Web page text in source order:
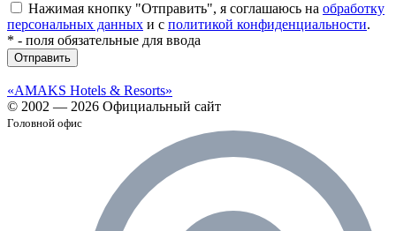
Нажимая кнопку "Отправить", я соглашаюсь на обработку
персональных данных и с политикой конфиденциальности.
* - поля обязательные для ввода
Отправить
«AMAKS Hotels & Resorts»
© 2002 — 2026 Официальный сайт
Головной офис